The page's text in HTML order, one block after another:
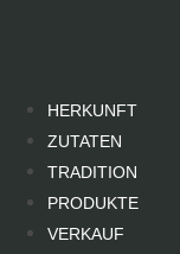
HERKUNFT
ZUTATEN
TRADITION
PRODUKTE
VERKAUF